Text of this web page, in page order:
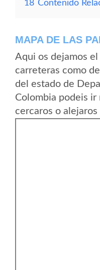
18 Contenido
MAPA DE LAS
Aqui os dejamos
carreteras como
del estado de
Colombia podeis ir
cercaros o